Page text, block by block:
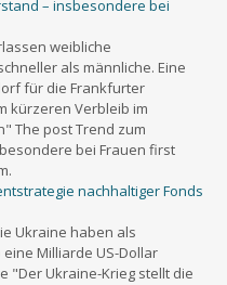
weibliche
als männliche. Eine
für die Frankfurter
kürzeren Verbleib im
The post Trend zum
bei Frauen first
nachhaltiger Fonds
Ukraine haben als
Milliarde US-Dollar
Ukraine-Krieg stellt die
auf die Probe" The post